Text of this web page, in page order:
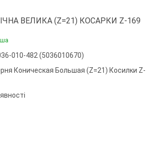
ВЕЛИКА (Z=21) КОСАРКИ Z-169
010-482 (5036010670)
Коническая Большая (z=21) Косилки Z-